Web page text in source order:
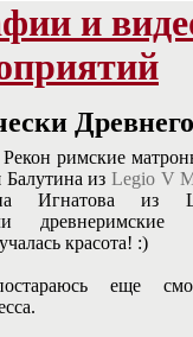
и
Рекон римские
из Legio V
Игнатова из
древнеримские
красота! :)
еще